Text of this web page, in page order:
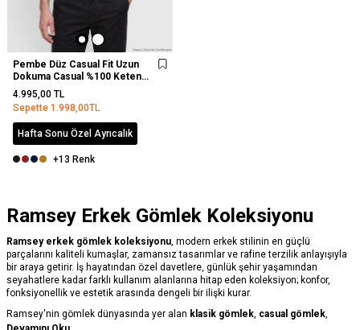
Pembe Düz Casual Fit Uzun
Dokuma Casual %100 Keten
Gömlek
4.995,00 TL
Sepette 1.998,00TL
Hafta Sonu Özel Ayrıcalık
+13 Renk
Ramsey Erkek Gömlek Koleksiyonu
Ramsey erkek gömlek koleksiyonu, modern erkek stilinin en güçlü
parçalarını kaliteli kumaşlar, zamansız tasarımlar ve rafine terzilik anlayışıyla
bir araya getirir. İş hayatından özel davetlere, günlük şehir yaşamından
seyahatlere kadar farklı kullanım alanlarına hitap eden koleksiyon; konfor,
fonksiyonellik ve estetik arasında dengeli bir ilişki kurar.
Ramsey'nin gömlek dünyasında yer alan klasik gömlek, casual gömlek,
keten gömlek